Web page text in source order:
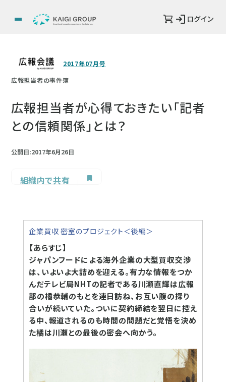
ログイン
2017年07月号
広報担当者の事件簿
広報担当者が心得ておきたい「記者
との信頼関係」とは？
公開日:2017年6月26日
組織内で共有
企業買収 密室のプロジェクト＜後編＞
【あらすじ】
ジャパンフードによる海外企業の大型買収交渉
は、いよいよ大詰めを迎える。有力な情報をつか
んだテレビ局NHTの記者である川瀬直輝は広報
部の橘恭輔のもとを連日訪ね、お互い腹の探り
合いが続いていた。ついに契約締結を翌日に控え
る中、報道されるのも時間の問題だと覚悟を決め
た橘は川瀬との最後の密会へ向かう。